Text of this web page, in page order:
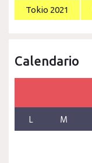
Tokio 2021
Calendario
L M